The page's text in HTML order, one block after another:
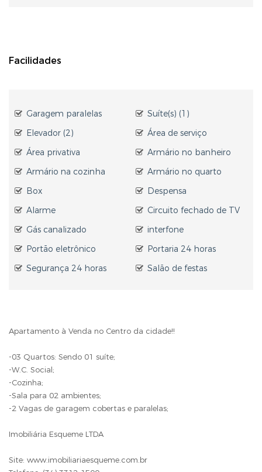
Facilidades
Garagem paralelas
Suíte(s) (1)
Elevador (2)
Área de serviço
Área privativa
Armário no banheiro
Armário na cozinha
Armário no quarto
Box
Despensa
Alarme
Circuito fechado de TV
Gás canalizado
interfone
Portão eletrônico
Portaria 24 horas
Segurança 24 horas
Salão de festas
Apartamento à Venda no Centro da cidade!!
-03 Quartos: Sendo 01 suíte;
-W.C. Social;
-Cozinha;
-Sala para 02 ambientes;
-2 Vagas de garagem cobertas e paralelas;
Imobiliária Esqueme LTDA
Site: www.imobiliariaesqueme.com.br